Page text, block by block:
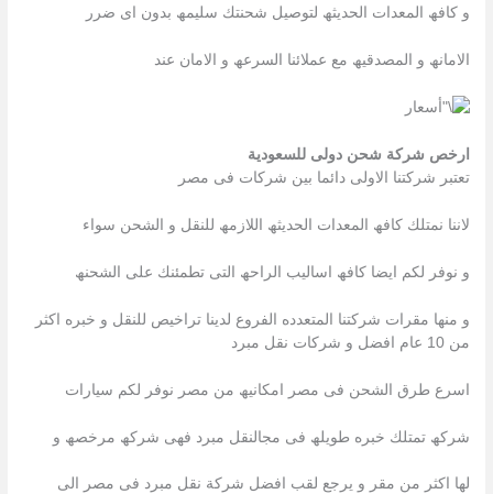
و كافھ المعدات الحدیثھ لتوصیل شحنتك سلیمھ بدون اى ضرر
الامانھ و المصدقیھ مع عملائنا السرعھ و الامان عند
ارخص شركة شحن دولى للسعودية
تعتبر شركتنا الاولى دائما بین شركات فى مصر
لاننا نمتلك كافھ المعدات الحدیثھ اللازمھ للنقل و الشحن سواء
و نوفر لكم ایضا كافھ اسالیب الراحھ التى تطمئنك على الشحنھ
و منھا مقرات شركتنا المتعدده الفروع لدینا تراخیص للنقل و خبره اكثر
من 10 عام افضل و شركات نقل مبرد
اسرع طرق الشحن فى مصر امكانیھ من مصر نوفر لكم سیارات
شركھ تمتلك خبره طویلھ فى مجالنقل مبرد فھى شركھ مرخصھ و
لھا اكثر من مقر و یرجع لقب افضل شركة نقل مبرد فى مصر الى